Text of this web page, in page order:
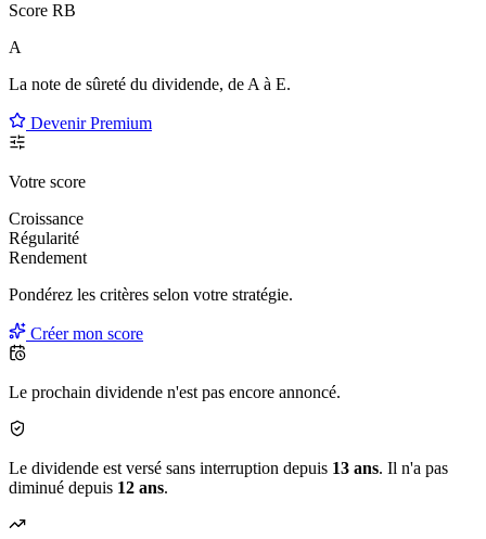
Score RB
A
La note de sûreté du dividende, de A à E.
Devenir Premium
Votre score
Croissance
Régularité
Rendement
Pondérez les critères selon votre stratégie.
Créer mon score
Le prochain dividende n'est pas encore annoncé.
Le dividende est versé sans interruption depuis 13 ans. Il n'a pas
diminué depuis 12 ans.